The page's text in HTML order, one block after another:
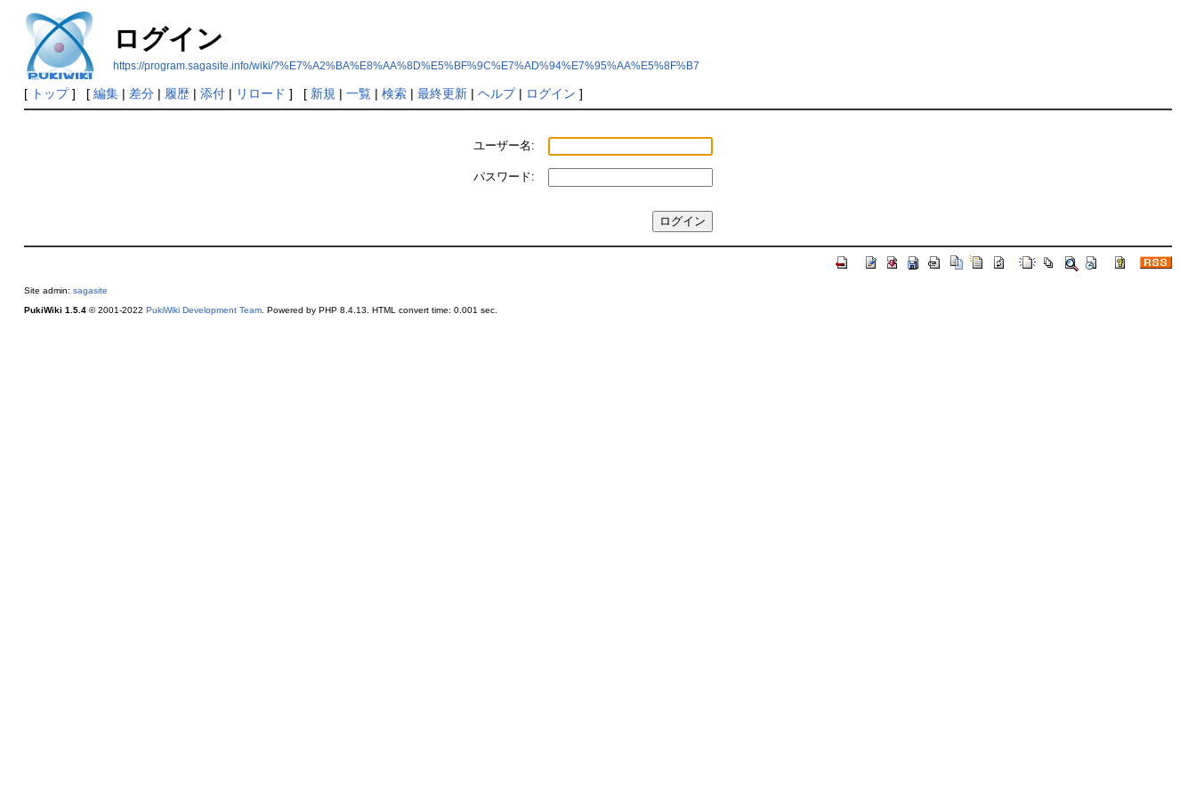
ログイン
https://program.sagasite.info/wiki/?%E7%A2%BA%E8%AA%8D%E5%BF%9C%E7%AD%94%E7%95%AA%E5%8F%B7
[ トップ] [ 編集| 差分| 履歴| 添付| リロード ] [ 新規 | 一覧| 検索| 最終更新| ヘルプ| ログイン ]
ユーザー名:
パスワード:
Site admin: sagasite
PukiWiki 1.5.4© 2001-2022 PukiWiki Development Team. Powered by PHP 8.4.13. HTML convert time: 0.001 sec.